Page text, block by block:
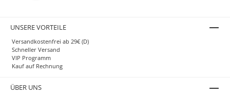
UNSERE VORTEILE
Versandkostenfrei ab 29€ (D)
Schneller Versand
VIP Programm
Kauf auf Rechnung
ÜBER UNS